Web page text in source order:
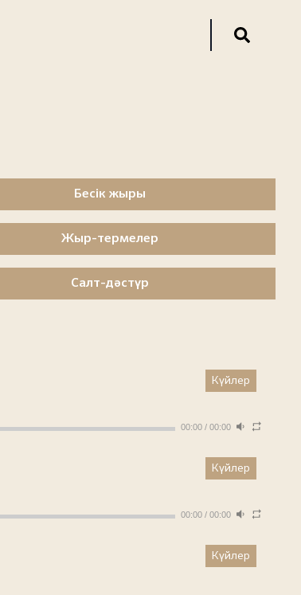
Бесік жыры
Жыр-термелер
Салт-дәстүр
00:00 / 00:00
Күйлер
00:00 / 00:00
Күйлер
Күйлер